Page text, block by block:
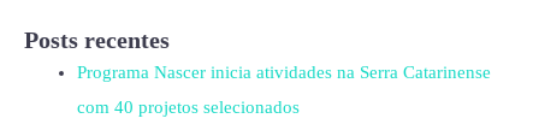
Posts recentes
Programa Nascer inicia atividades na Serra Catarinense
com 40 projetos selecionados